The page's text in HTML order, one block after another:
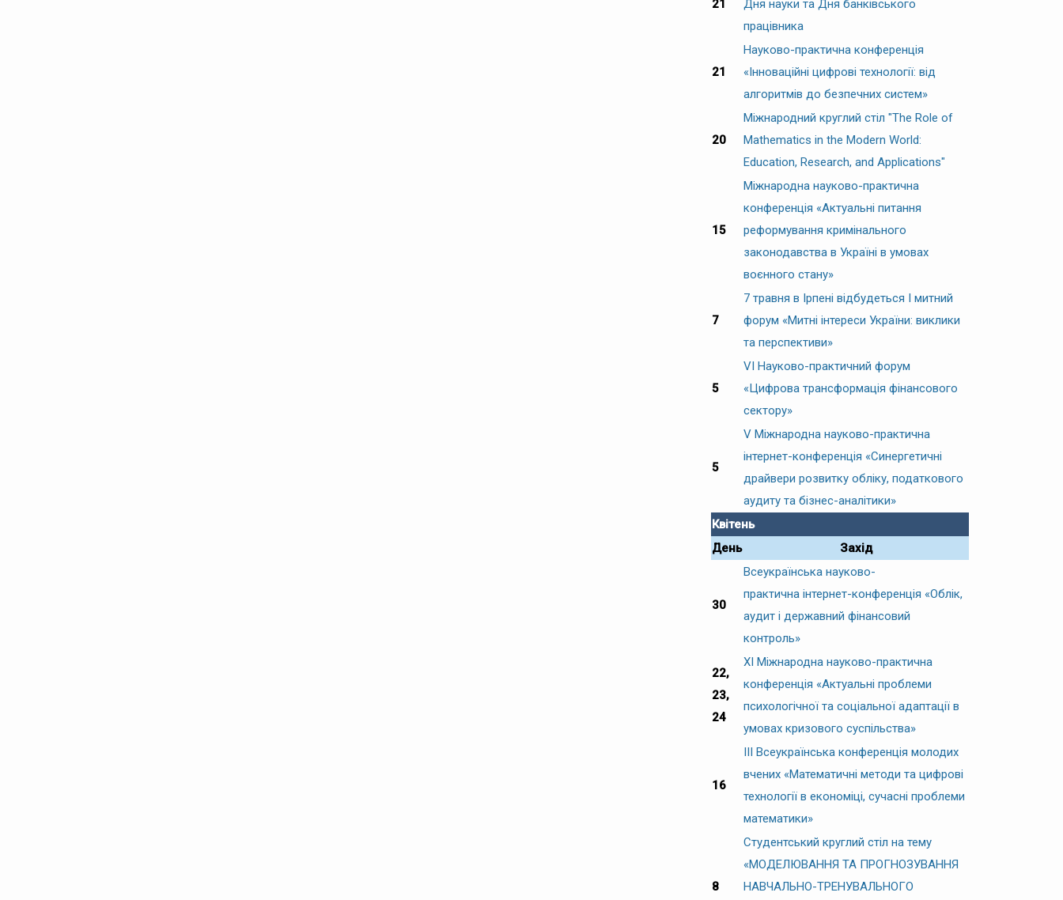
21
Дня науки та Дня банківського
працівника
21
Науково-практична конференція
«Інноваційні цифрові технології: від
алгоритмів до безпечних систем»
20
Міжнародний круглий стіл "The Role of
Mathematics in the Modern World:
Education, Research, and Applications"
15
Міжнародна науково-практична
конференція «Актуальні питання
реформування кримінального
законодавства в Україні в умовах
воєнного стану»
7
7 травня в Ірпені відбудеться І митний
форум «Митні інтереси України: виклики
та перспективи»
5
VI Науково-практичний форум
«Цифрова трансформація фінансового
сектору»
5
V Міжнародна науково-практична
інтернет-конференція «Синергетичні
драйвери розвитку обліку, податкового
аудиту та бізнес-аналітики»
Квітень
День
Захід
30
Всеукраїнська науково-
практична інтернет-конференція «Облік,
аудит і державний фінансовий
контроль»
22,
23,
24
ХІ Міжнародна науково-практична
конференція «Актуальні проблеми
психологічної та соціальної адаптації в
умовах кризового суспільства»
16
IІI Всеукраїнська конференція молодих
вчених «Математичні методи та цифрові
технології в економіці, сучасні проблеми
математики»
8
Студентський круглий стіл на тему
«МОДЕЛЮВАННЯ ТА ПРОГНОЗУВАННЯ
НАВЧАЛЬНО-ТРЕНУВАЛЬНОГО